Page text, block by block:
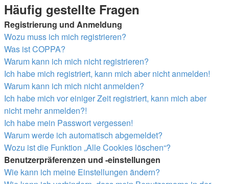
Häufig gestellte Fragen
Registrierung und Anmeldung
Wozu muss ich mich registrieren?
Was ist COPPA?
Warum kann ich mich nicht registrieren?
Ich habe mich registriert, kann mich aber nicht anmelden!
Warum kann ich mich nicht anmelden?
Ich habe mich vor einiger Zeit registriert, kann mich aber
nicht mehr anmelden?!
Ich habe mein Passwort vergessen!
Warum werde ich automatisch abgemeldet?
Wozu ist die Funktion „Alle Cookies löschen“?
Benutzerpräferenzen und -einstellungen
Wie kann ich meine Einstellungen ändern?